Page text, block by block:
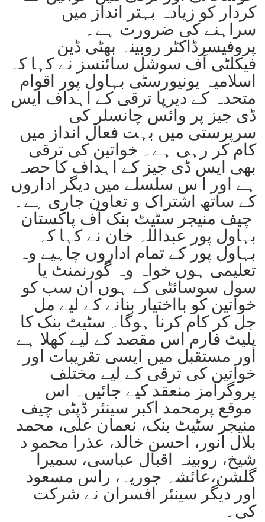
کردار کو زیادہ بہتر انداز میں
سراہنے کی ضرورت ہے۔
پروفیسرڈاکٹر روبینہ بھٹی ڈین
فیکلٹی آف سوشل سائنسز نے کہا کہ
اسلامیہ یونیورسٹی بہاول پور اقوام
متحدہ کے دیرپا ترقی کے اہداف ایس
ڈی جیز پر وائس چانسلر کی
سرپرستی میں بہت فعال انداز میں
کام کر رہی ہے۔ خواتین کی ترقی
بھی ایس ڈی جیز کے اہداف کا حصہ
ہے اور ا س سلسلے میں دیگر اداروں
کے ساتھ اشتراک و تعاون جاری ہے۔
چیف منیجر سٹیٹ بنک آف پاکستان
بہاول پور عبداللہ خان نے کہا کہ
بہاول پور کے تمام اداروں چاہیے وہ
تعلیمی ہوں خواہ وہ گورنمنٹ یا
سول سوسائٹی کے ہوں ان سب کو
خواتین کو بااختیار بنانے کے لیے مل
جل کر کام کرنا ہوگا۔ سٹیٹ بنک کا
پلیٹ فارم اس مقصد کے لیے کھلا ہے
اور مستقبل میں ایسی تقریبات اور
خواتین کی ترقی کے لیے مختلف
پروگرامز منعقد کیے جائیں۔ اس
موقع پرمحمد اکبر سینئر ڈپٹی چیف
منیجر سٹیٹ بنک، نعمان علی، محمد
بلال انور، احسن خالد، عذرا محمو د
شیخ، روبینہ اقبال عباسی، سمیرا
گلشن،عائشہ جوریہ، راس مسعود
اور دیگر سینئر افسران نے شرکت
کی۔